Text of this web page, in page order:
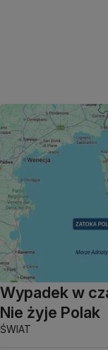
Wypadek w
Nie żyje Polak
ŚWIAT